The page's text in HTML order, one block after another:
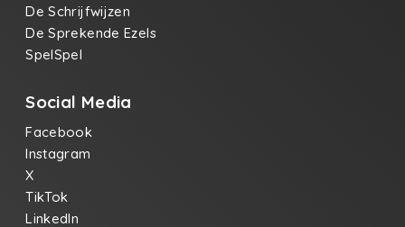
De Schrijfwijzen
De Sprekende Ezels
SpelSpel
Social Media
Facebook
Instagram
X
TikTok
LinkedIn